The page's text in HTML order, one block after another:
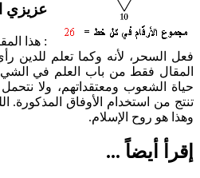
عزيزي
: هذا
فعل السحر، لأنه وكما تعلم
المقال فقط من باب العلم في الشيء
حياة الشعوب ومعتقداتهم، ولا
تنتج من استخدام الأوفاق المذكورة.
وهذا هو روح الإسلام.
إقرأ أيضاً ...